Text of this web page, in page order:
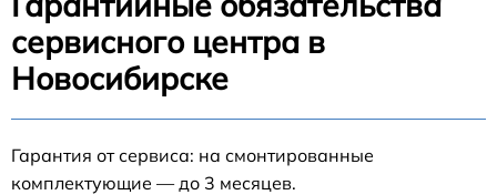
сервисного центра в
Новосибирске
Гарантия от сервиса: на смонтированные
комплектующие — до 3 месяцев.